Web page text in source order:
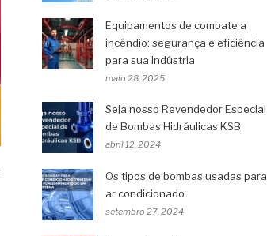
Equipamentos de combate a
incêndio: segurança e eficiência
para sua indústria
maio 28, 2025
Seja nosso Revendedor Especial
de Bombas Hidráulicas KSB
abril 12, 2024
Os tipos de bombas usadas para
ar condicionado
setembro 27, 2024